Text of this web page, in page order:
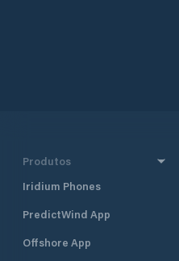
Produtos
Iridium Phones
PredictWind App
Offshore App